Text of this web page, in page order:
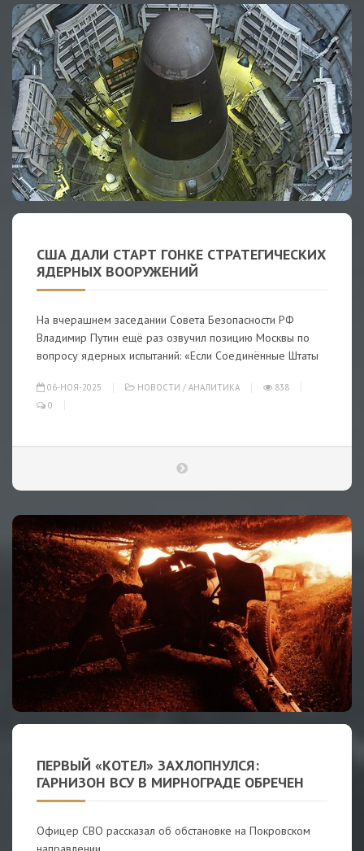
США ДАЛИ СТАРТ ГОНКЕ СТРАТЕГИЧЕСКИХ
ЯДЕРНЫХ ВООРУЖЕНИЙ
На вчерашнем заседании Совета Безопасности РФ
Владимир Путин ещё раз озвучил позицию Москвы по
вопросу ядерных испытаний: «Если Соединённые Штаты
06-НОЯ-2025 НОВОСТИ / АНАЛИТИКА
838
0
ПЕРВЫЙ «КОТЕЛ» ЗАХЛОПНУЛСЯ:
ГАРНИЗОН ВСУ В МИРНОГРАДЕ ОБРЕЧЕН
Офицер СВО рассказал об обстановке на Покровском